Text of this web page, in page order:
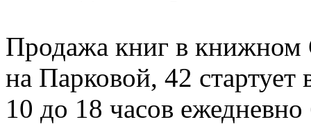
Продажа книг в
на Парковой, 42 стартует
10 до 18 часов ежедневно